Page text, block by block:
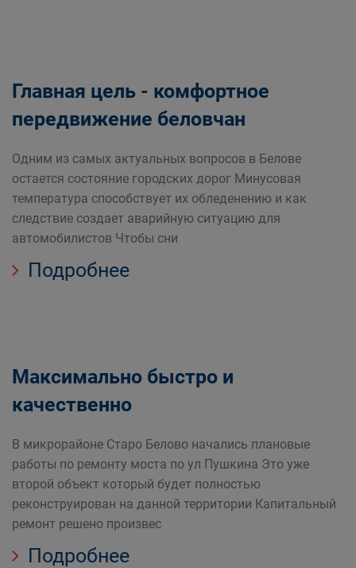
Главная цель - комфортное
передвижение беловчан
Одним из самых актуальных вопросов в Белове
остается состояние городских дорог Минусовая
температура способствует их обледенению и как
следствие создает аварийную ситуацию для
автомобилистов Чтобы сни
Подробнее
Максимально быстро и
качественно
В микрорайоне Старо Белово начались плановые
работы по ремонту моста по ул Пушкина Это уже
второй объект который будет полностью
реконструирован на данной территории Капитальный
ремонт решено произвес
Подробнее